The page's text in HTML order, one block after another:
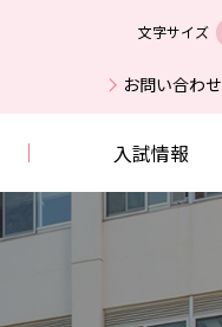
文字サイズ
お問い合わせ
入試情報